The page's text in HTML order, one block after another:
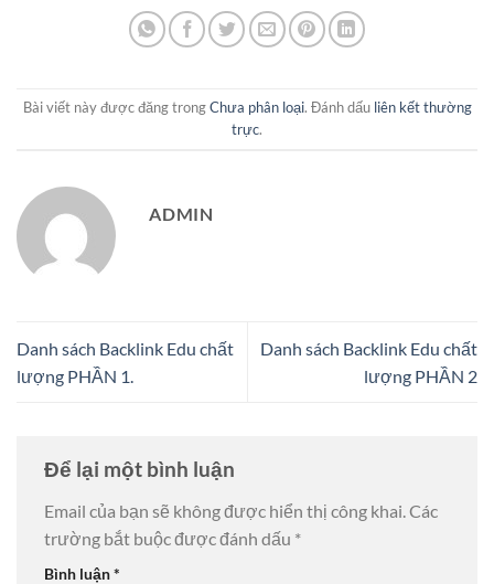
Bài viết này được đăng trongChưa phân loại. Đánh dấu liên kết thường
trực.
ADMIN
Danh sách Backlink Edu chất
lượng PHẦN 1.
Danh sách Backlink Edu chất
lượng PHẦN 2
Để lại một bình luận
Email của bạn sẽ không được hiển thị công khai. Các
trường bắt buộc được đánh dấu *
Bình luận*